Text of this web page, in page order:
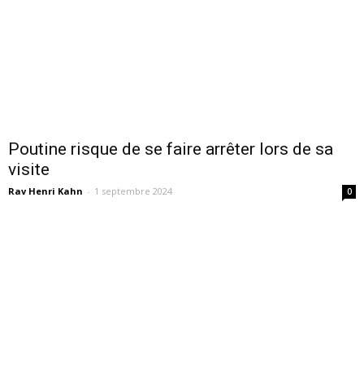
Poutine risque de se faire arrêter lors de sa
visite
Rav Henri Kahn - 1 septembre 2024 0